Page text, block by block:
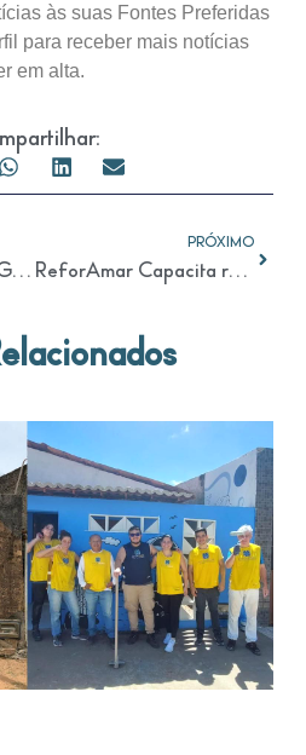
às suas Fontes Preferidas
para receber mais notícias
em alta.
Melhor ONG do Rio Grande do Norte lança campanha de adesão ao Programa Nota Potiguar
PRÓXIMO
ReforAmar Capacita realiza oficina de reparos domésticos exclusiva para mulheres – NOTÍCIAS SOBRE O RIO GRANDE DO NORTE – O POTI